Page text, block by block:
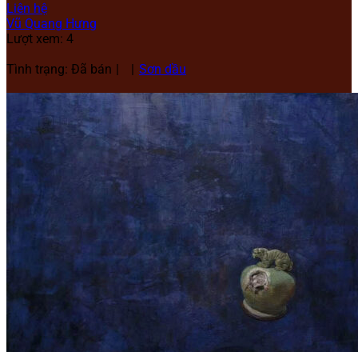
Liên hệ
Vũ Quang Hưng
Lượt xem: 4
Tình trạng: Đã bán
Sơn dầu